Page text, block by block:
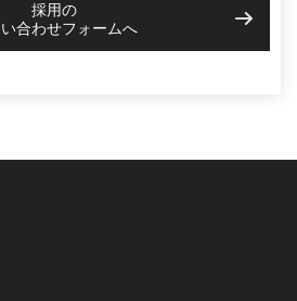
採用の
合わせフォームへ